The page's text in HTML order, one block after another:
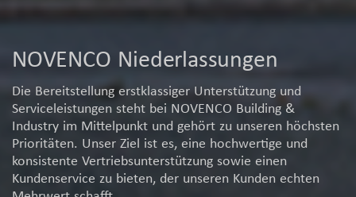
NOVENCO Niederlassungen
Die Bereitstellung erstklassiger Unterstützung und
Serviceleistungen steht bei NOVENCO Building &
Industry im Mittelpunkt und gehört zu unseren höchsten
Prioritäten. Unser Ziel ist es, eine hochwertige und
konsistente Vertriebsunterstützung sowie einen
Kundenservice zu bieten, der unseren Kunden echten